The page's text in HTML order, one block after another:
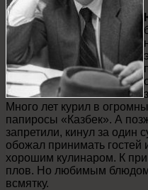
Много лет курил в
папиросы «Казбек». А
запретили, кинул за один
обожал принимать
хорошим кулинаром. К
плов. Но любимым
всмятку.